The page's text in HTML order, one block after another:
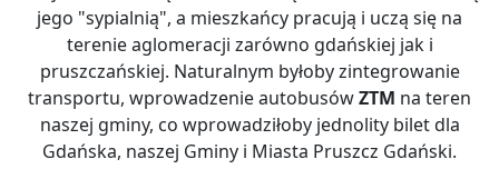
jego "sypialnią", a mieszkańcy pracują i uczą się na
terenie aglomeracji zarówno gdańskiej jak i
pruszczańskiej. Naturalnym byłoby zintegrowanie
transportu, wprowadzenie autobusówZTM na teren
naszej gminy, co wprowadziłoby jednolity bilet dla
Gdańska, naszej Gminy i Miasta Pruszcz Gdański.